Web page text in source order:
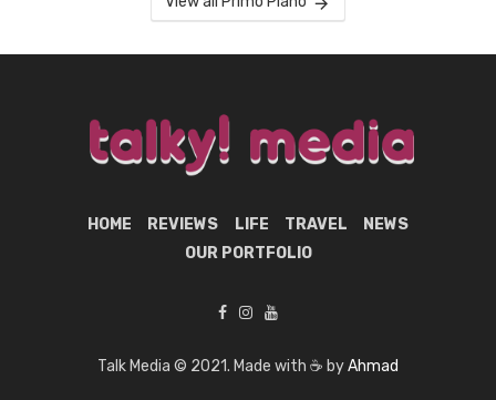
HOME REVIEWS LIFE TRAVEL
NEWS
OUR PORTFOLIO
Talk Media © 2021. Made with ☕ byAhmad